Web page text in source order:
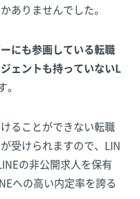
ありませんでした。
にも参画している転職
ェントも持っていないL
。
ることができない転職
受けられますので、LIN
の非公開求人を保有
への高い内定率を誇る